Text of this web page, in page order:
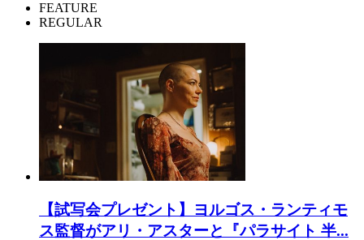
FEATURE
REGULAR
【試写会プレゼント】ヨルゴス・ランティモ
ス監督がアリ・アスターと『パラサイト 半...